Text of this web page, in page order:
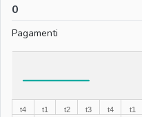
0
Pagamenti
t4
t1
t2 t3 t4
t1